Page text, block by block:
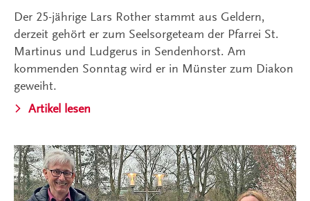
Der 25-jährige Lars Rother stammt aus Geldern,
derzeit gehört er zum Seelsorgeteam der Pfarrei St.
Martinus und Ludgerus in Sendenhorst. Am
kommenden Sonntag wird er in Münster zum Diakon
geweiht.
Artikel lesen